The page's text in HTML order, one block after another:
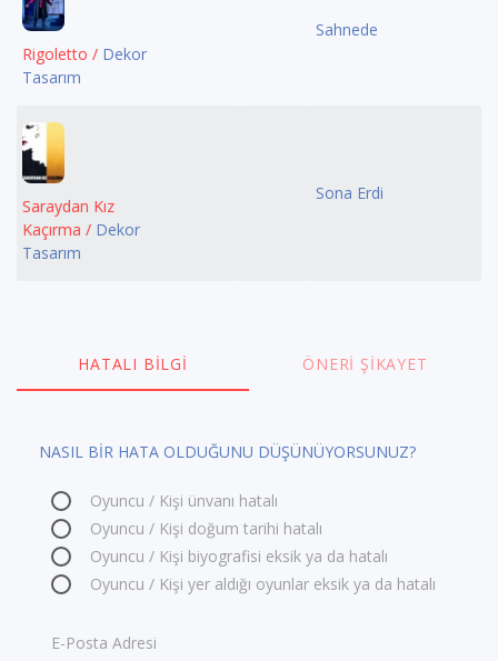
Rigoletto / Dekor
Tasarım
Sahnede
Saraydan Kız
Kaçırma / Dekor
Tasarım
Sona Erdi
HATALI BILGI ÖNERI ŞIKAYET
NASIL BİR HATA OLDUĞUNU DÜŞÜNÜYORSUNUZ?
Oyuncu / Kişi ünvanı hatalı
Oyuncu / Kişi doğum tarihi hatalı
Oyuncu / Kişi biyografisi eksik ya da hatalı
Oyuncu / Kişi yer aldığı oyunlar eksik ya da hatalı
E-Posta Adresi